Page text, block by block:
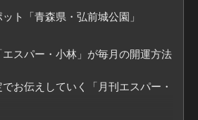
らから
をクリックする。
る
ト「青森県・弘前城公園」
スパー・小林」が毎月の開運方法
お伝えしていく「月刊エスパー・